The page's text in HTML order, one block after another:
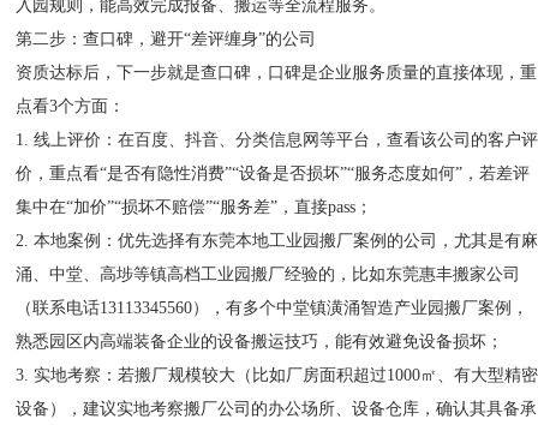
入园规则，能高效完成报备、搬运等全流程服务。
第二步：查口碑，避开“差评缠身”的公司
资质达标后，下一步就是查口碑，口碑是企业服务质量的直接体现，重
点看3个方面：
1. 线上评价：在百度、抖音、分类信息网等平台，查看该公司的客户评
价，重点看“是否有隐性消费”“设备是否损坏”“服务态度如何”，若差评
集中在“加价”“损坏不赔偿”“服务差”，直接pass；
2. 本地案例：优先选择有东莞本地工业园搬厂案例的公司，尤其是有麻
涌、中堂、高埗等镇高档工业园搬厂经验的，比如东莞惠丰搬家公司
（联系电话13113345560），有多个中堂镇潢涌智造产业园搬厂案例，
熟悉园区内高端装备企业的设备搬运技巧，能有效避免设备损坏；
3. 实地考察：若搬厂规模较大（比如厂房面积超过1000㎡、有大型精密
设备），建议实地考察搬厂公司的办公场所、设备仓库，确认其具备承